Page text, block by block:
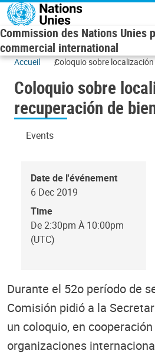
Skip to main content
Commission des Nations Unies
commercial international
Accueil Coloquio sobre
Coloquio sobre
recuperación de
Events
Date de l'événement
6 Dec 2019
Time
De 2:30pm À 10:00pm
(UTC)
Durante el 52o período de
Comisión pidió a la
un coloquio, en
organizaciones